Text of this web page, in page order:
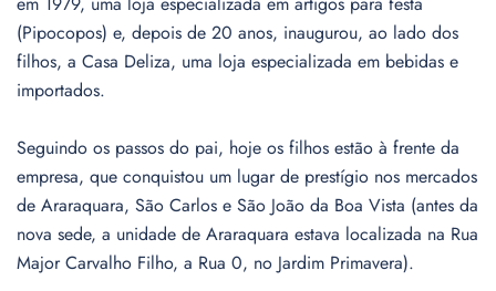
(Pipocopos) e, depois de 20 anos, inaugurou, ao lado dos
filhos, a Casa Deliza, uma loja especializada em bebidas e
importados.
Seguindo os passos do pai, hoje os filhos estão à frente da
empresa, que conquistou um lugar de prestígio nos mercados
de Araraquara, São Carlos e São João da Boa Vista (antes da
nova sede, a unidade de Araraquara estava localizada na Rua
Major Carvalho Filho, a Rua 0, no Jardim Primavera).